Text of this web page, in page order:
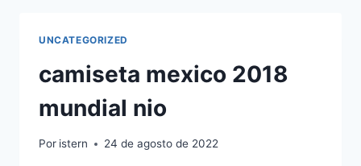
UNCATEGORIZED
camiseta mexico 2018
mundial nio
Por istern 24 de agosto de 2022